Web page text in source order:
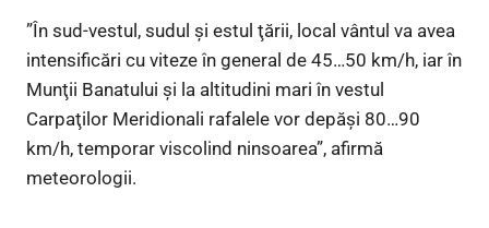
”În sud-vestul, sudul şi estul ţării, local vântul va avea
intensificări cu viteze în general de 45…50 km/h, iar în
Munţii Banatului şi la altitudini mari în vestul
Carpaţilor Meridionali rafalele vor depăşi 80…90
km/h, temporar viscolind ninsoarea”, afirmă
meteorologii.